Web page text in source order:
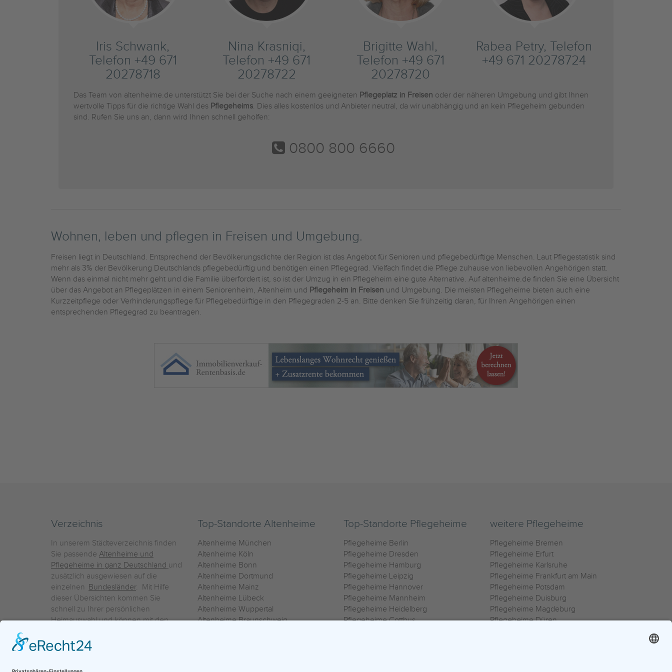
Iris Schwank,
Telefon +49 671
20278718
Nina Krasniqi,
Telefon +49 671
20278722
Brigitte Wahl,
Telefon +49 671
20278720
Rabea Petry, Telefon
+49 671 20278724
Das Team von altenheime.de unterstützt Sie bei der Suche nach einem geeigneten Pflegeplatz in Freisen oder der näheren Umgebung und gibt Ihnen
wertvolle Tipps für die richtige Wahl des Pflegeheims. Dies alles kostenlos und Anbieter neutral, da wir unabhängig und an kein Pflegeheim gebunden
sind. Rufen Sie uns an, dann wird Ihnen schnell geholfen:
0800 800 6660
Wohnen, leben und pflegen in Freisen und Umgebung.
Freisen liegt in Deutschland. Entsprechend der Bevölkerungsdichte der Region ist das Angebot für Senioren und pflegebedürftige Menschen. Laut Pflegestatistik sind
mehr als 3% der Bevölkerung Deutschlands pflegebedürftig und benötigen einen Pflegegrad. Vielfach findet die Pflege zuhause von liebevollen Angehörigen statt.
Wenn das einmal nicht mehr geht und die Familie überfordert ist, so ist der Umzug in ein Pflegeheim eine gute Alternative. Auf altenheime.de finden Sie eine Übersicht
über das Angebot an Pflegeplätzen in einem Seniorenheim, Altenheim und Pflegeheim in Freisen und Umgebung. Die meisten Pflegeheime bieten auch eine
Kurzzeitpflege oder Verhinderungspflege für Pflegebedürftige in den Pflegegraden 2-5 an. Bitte denken Sie frühzeitig daran, für Ihren Angehörigen einen
entsprechenden Pflegegrad zu beantragen.
Verzeichnis
In unserem Städteverzeichnis finden
Sie passende Altenheime und
Pflegeheime in ganz Deutschland und
zusätzlich ausgewiesen auf die
einzelnen Bundesländer. Mit Hilfe
dieser Übersichten kommen Sie
schnell zu Ihrer persönlichen
Heimauswahl und können mit den
einzelnen Häuser Leistungsvergleiche
vornehmen.
Top-Standorte Altenheime
Altenheime München
Altenheime Köln
Altenheime Bonn
Altenheime Dortmund
Altenheime Mainz
Altenheime Lübeck
Altenheime Wuppertal
Altenheime Braunschweig
Top-Standorte Pflegeheime
Pflegeheime Berlin
Pflegeheime Dresden
Pflegeheime Hamburg
Pflegeheime Leipzig
Pflegeheime Hannover
Pflegeheime Mannheim
Pflegeheime Heidelberg
Pflegeheime Cottbus
weitere Pflegeheime
Pflegeheime Bremen
Pflegeheime Erfurt
Pflegeheime Karlsruhe
Pflegeheime Frankfurt am Main
Pflegeheime Potsdam
Pflegeheime Duisburg
Pflegeheime Magdeburg
Pflegeheime Düren